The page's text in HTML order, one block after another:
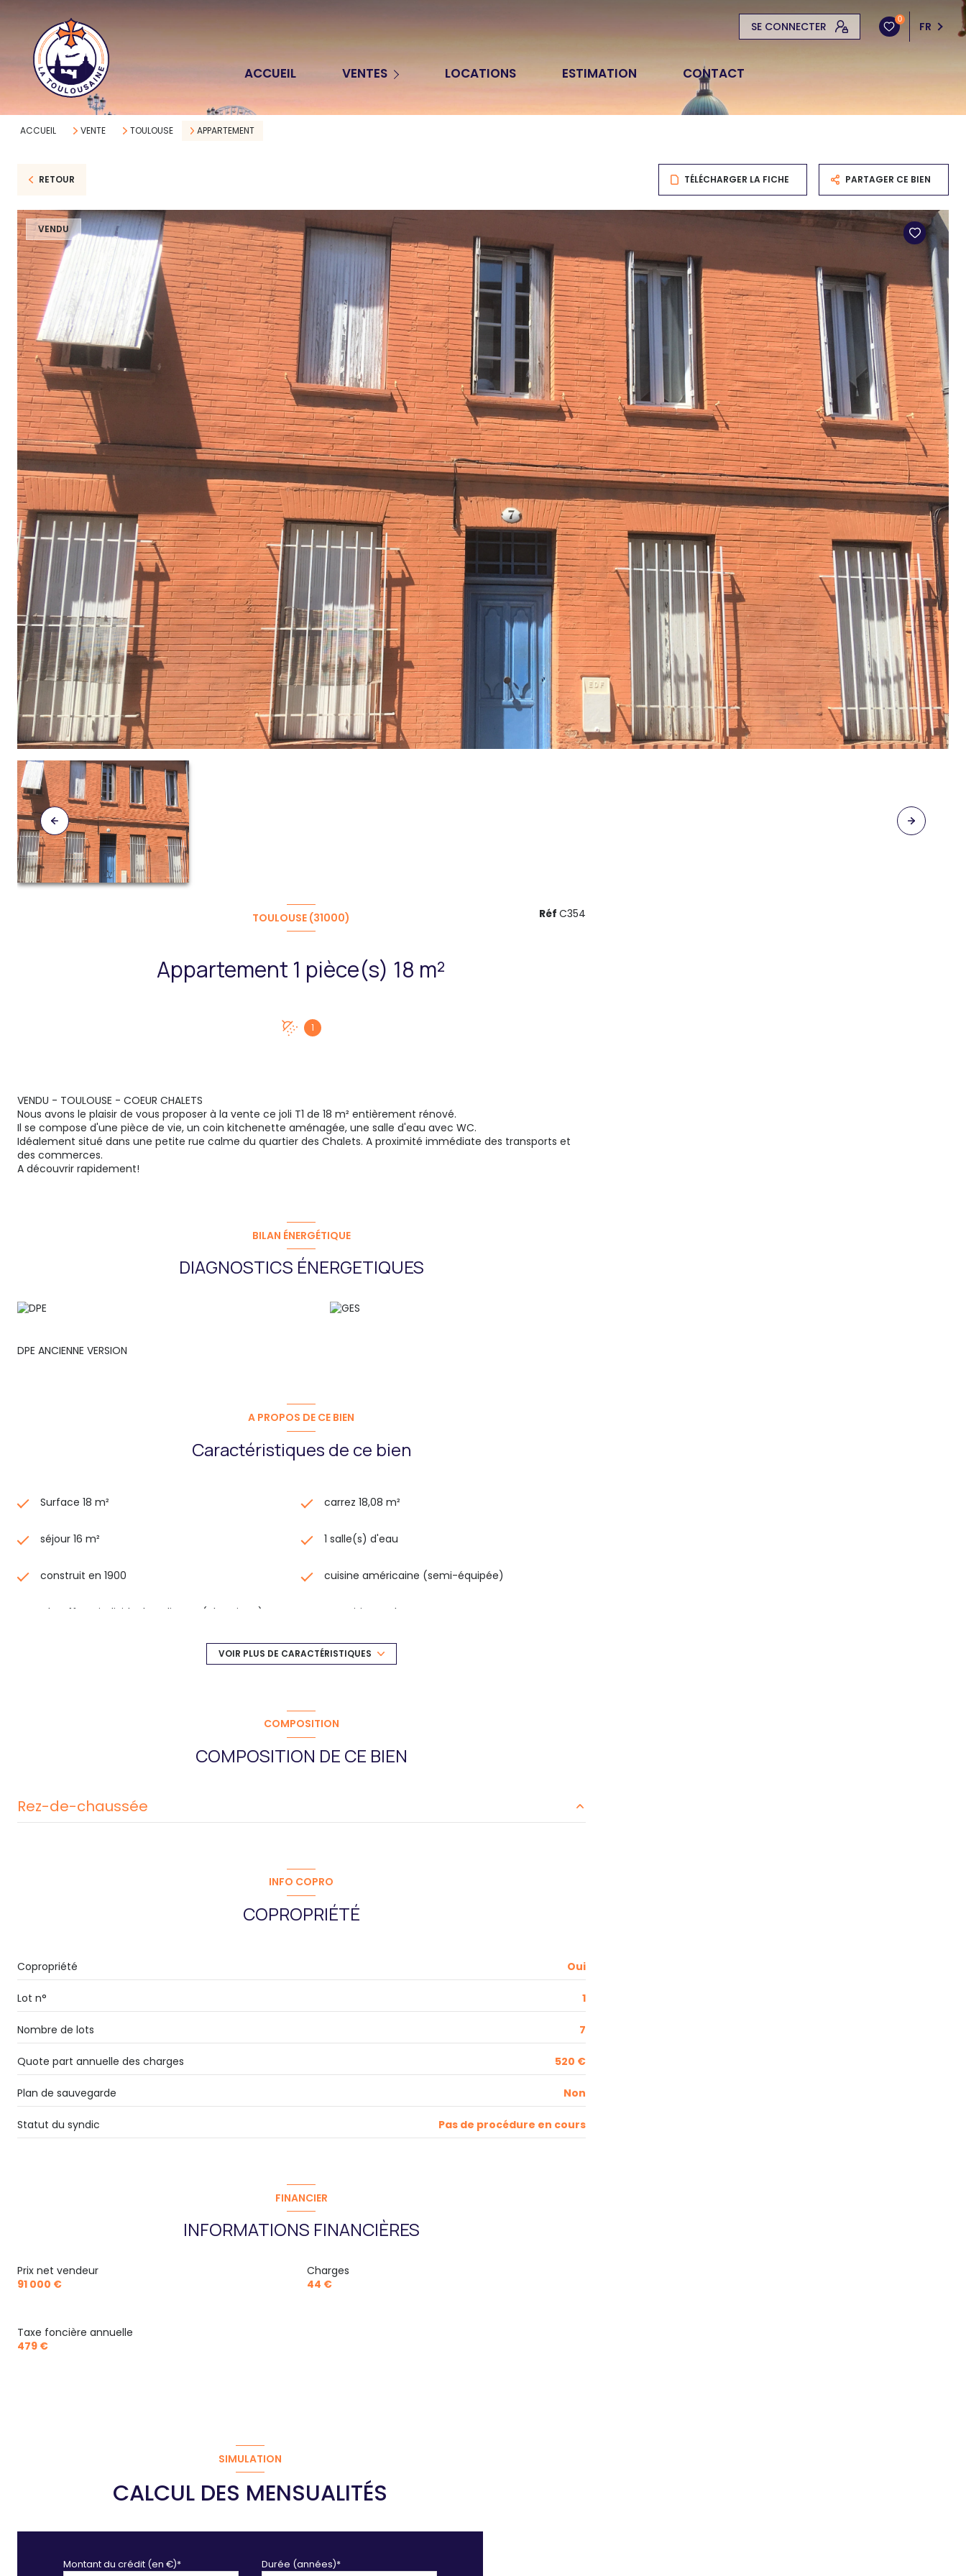
SE CONNECTER
0
FR
ACCUEIL VENTES
Terrains
LOCATIONS ESTIMATION CONTACT
ACCUEIL VENTE TOULOUSE APPARTEMENT
RETOUR TÉLÉCHARGER LA FICHE PARTAGER CE BIEN
VENDU
TOULOUSE (31000)
Appartement 1 pièce(s) 18 m²
1
Réf C354
VENDU - TOULOUSE - COEUR CHALETS
Nous avons le plaisir de vous proposer à la vente ce joli T1 de 18 m² entièrement rénové.
Il se compose d'une pièce de vie, un coin kitchenette aménagée, une salle d'eau avec WC.
Idéalement situé dans une petite rue calme du quartier des Chalets. A proximité immédiate des transports et
des commerces.
A découvrir rapidement!
BILAN ÉNERGÉTIQUE
DIAGNOSTICS ÉNERGETIQUES
DPE ANCIENNE VERSION
A PROPOS DE CE BIEN
Caractéristiques de ce bien
Surface 18 m² carrez 18,08 m²
séjour 16 m² 1 salle(s) d'eau
construit en 1900 cuisine américaine (semi-équipée)
Chauffage individuel : radiateur (electrique) exposition Sud
1 étage(s)
VOIR PLUS DE CARACTÉRISTIQUES
COMPOSITION
COMPOSITION DE CE BIEN
Rez-de-chaussée
INFO COPRO
COPROPRIÉTÉ
Copropriété Oui
Lot n° 1
Nombre de lots 7
Quote part annuelle des charges 520 €
Plan de sauvegarde Non
Statut du syndic Pas de procédure en cours
FINANCIER
INFORMATIONS FINANCIÈRES
Prix net vendeur
91 000 €
Charges
44 €
Taxe foncière annuelle
479 €
SIMULATION
CALCUL DES MENSUALITÉS
Montant du crédit (en €)* Durée (années)*